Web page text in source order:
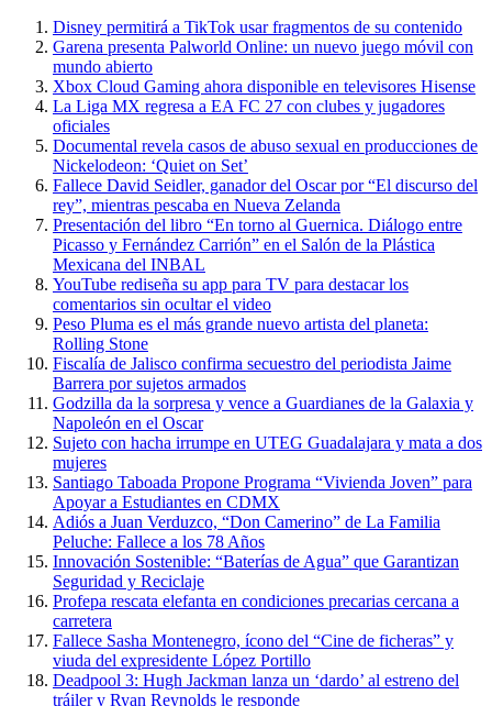
Disney permitirá a TikTok usar fragmentos de su contenido
Garena presenta Palworld Online: un nuevo juego móvil con
mundo abierto
Xbox Cloud Gaming ahora disponible en televisores Hisense
La Liga MX regresa a EA FC 27 con clubes y jugadores
oficiales
Documental revela casos de abuso sexual en producciones de
Nickelodeon: ‘Quiet on Set’
Fallece David Seidler, ganador del Oscar por “El discurso del
rey”, mientras pescaba en Nueva Zelanda
Presentación del libro “En torno al Guernica. Diálogo entre
Picasso y Fernández Carrión” en el Salón de la Plástica
Mexicana del INBAL
YouTube rediseña su app para TV para destacar los
comentarios sin ocultar el video
Peso Pluma es el más grande nuevo artista del planeta:
Rolling Stone
Fiscalía de Jalisco confirma secuestro del periodista Jaime
Barrera por sujetos armados
Godzilla da la sorpresa y vence a Guardianes de la Galaxia y
Napoleón en el Oscar
Sujeto con hacha irrumpe en UTEG Guadalajara y mata a dos
mujeres
Santiago Taboada Propone Programa “Vivienda Joven” para
Apoyar a Estudiantes en CDMX
Adiós a Juan Verduzco, “Don Camerino” de La Familia
Peluche: Fallece a los 78 Años
Innovación Sostenible: “Baterías de Agua” que Garantizan
Seguridad y Reciclaje
Profepa rescata elefanta en condiciones precarias cercana a
carretera
Fallece Sasha Montenegro, ícono del “Cine de ficheras” y
viuda del expresidente López Portillo
Deadpool 3: Hugh Jackman lanza un ‘dardo’ al estreno del
tráiler y Ryan Reynolds le responde